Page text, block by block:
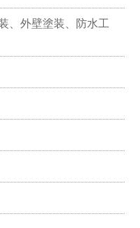
、外壁塗装、防水工